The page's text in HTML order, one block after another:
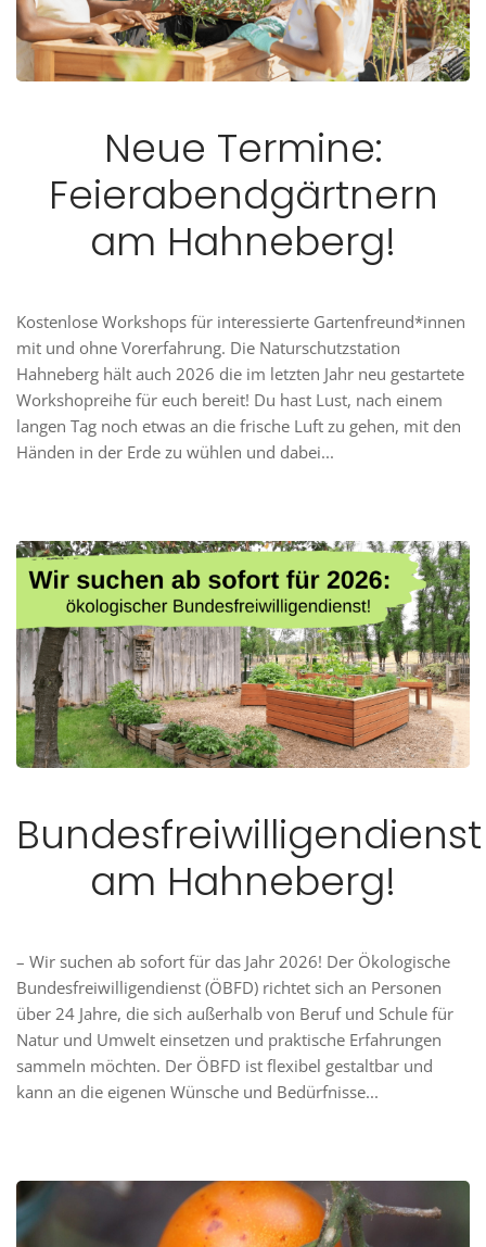
Neue Termine:
Feierabendgärtnern
am Hahneberg!
Kostenlose Workshops für interessierte Gartenfreund*innen
mit und ohne Vorerfahrung. Die Naturschutzstation
Hahneberg hält auch 2026 die im letzten Jahr neu gestartete
Workshopreihe für euch bereit! Du hast Lust, nach einem
langen Tag noch etwas an die frische Luft zu gehen, mit den
Händen in der Erde zu wühlen und dabei...
Bundesfreiwilligendienst
am Hahneberg!
– Wir suchen ab sofort für das Jahr 2026! Der Ökologische
Bundesfreiwilligendienst (ÖBFD) richtet sich an Personen
über 24 Jahre, die sich außerhalb von Beruf und Schule für
Natur und Umwelt einsetzen und praktische Erfahrungen
sammeln möchten. Der ÖBFD ist flexibel gestaltbar und
kann an die eigenen Wünsche und Bedürfnisse...